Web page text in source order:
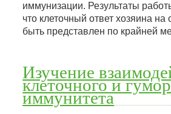
иммунизации. Результаты
что клеточный ответ хозяина на
быть представлен по крайней
Изучение
клеточного и
иммунитета